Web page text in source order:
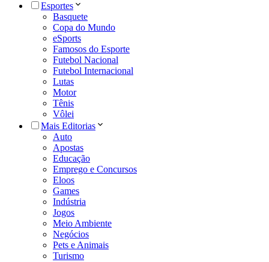
Esportes
Basquete
Copa do Mundo
eSports
Famosos do Esporte
Futebol Nacional
Futebol Internacional
Lutas
Motor
Tênis
Vôlei
Mais Editorias
Auto
Apostas
Educação
Emprego e Concursos
Eloos
Games
Indústria
Jogos
Meio Ambiente
Negócios
Pets e Animais
Turismo